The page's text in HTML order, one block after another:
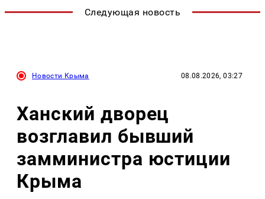
Следующая новость
Новости Крыма 08.08.2026, 03:27
Ханский дворец
возглавил бывший
замминистра юстиции
Крыма